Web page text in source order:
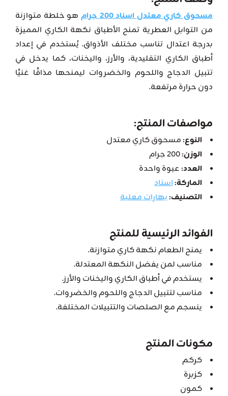
مسحوق كاري معتدل اسناد 200 جرام
هو خلطة متوازنة
من التوابل العطرية تمنح الأطباق نكهة الكاري المميزة
بدرجة اعتدال تناسب مختلف الأذواق. يُستخدم في إعداد
أطباق الكاري التقليدية، والأرز، واليخنات، كما يدخل في
تتبيل الدجاج واللحوم والخضروات ليمنحها مذاقًا غنيًا
دون حرارة مرتفعة.
مواصفات المنتج:
النوع:مسحوق كاري معتدل
الوزن:
العدد:عبوة واحدة
الماركة:اسناد
التصنيف:بهارات معلبة
الفوائد الرئيسية للمنتج
يمنح الطعام نكهة كاري متوازنة.
مناسب لمن يفضل النكهة المعتدلة.
يستخدم في أطباق الكاري واليخنات والأرز.
مناسب لتتبيل الدجاج واللحوم والخضروات.
ينسجم مع الصلصات والتتبيلات المختلفة.
مكونات المنتج
كركم
كزبرة
كمون